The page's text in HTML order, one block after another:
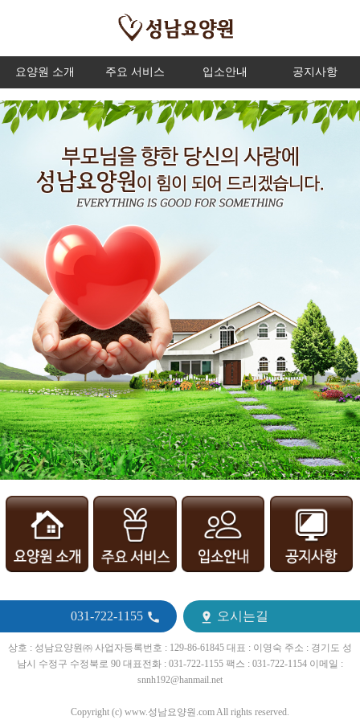
요양원 소개 주요 서비스 입소안내 공지사항
031-722-1155   오시는길
상호 : 성남요양원㈜ 사업자등록번호 : 129-86-61845 대표 : 이영숙 주소 : 경기도 성
남시 수정구 수정북로 90 대표전화 : 031-722-1155 팩스 : 031-722-1154 이메일 :
snnh192@hanmail.net
Copyright (c) www.성남요양원.com All rights reserved.